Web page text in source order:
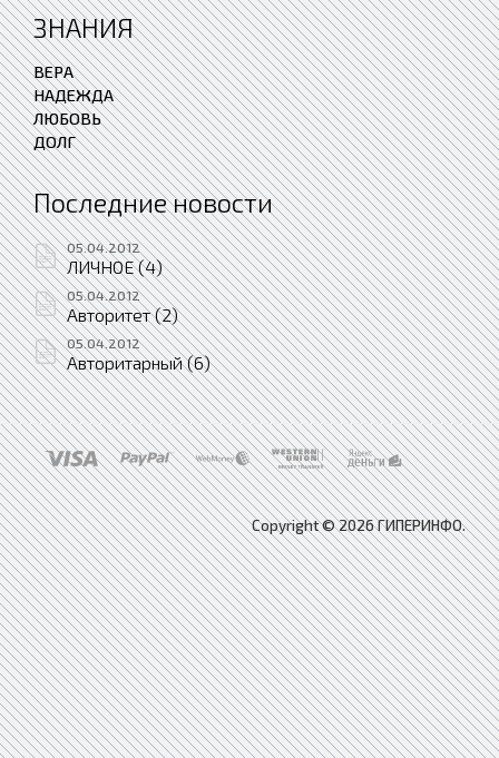
ЗНАНИЯ
ВЕРА
НАДЕЖДА
ЛЮБОВЬ
ДОЛГ
Последние новости
05.04.2012
ЛИЧНОЕ (4)
05.04.2012
Авторитет (2)
05.04.2012
Авторитарный (6)
Copyright © 2026 ГИПЕРИНФО.